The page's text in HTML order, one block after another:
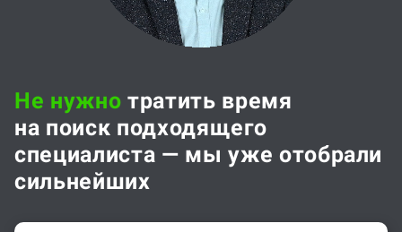
Не нужно тратить время
на поиск подходящего
специалиста — мы уже отобрали
сильнейших